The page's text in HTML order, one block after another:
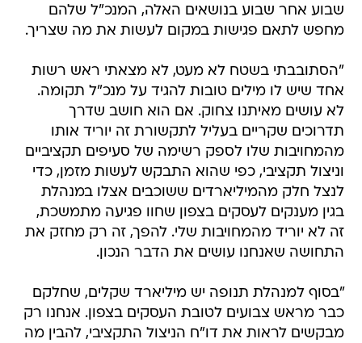
שבוע אחר שבוע בנושאים האלה, המנכ"ל שלהם
מחפש לתאם פגישות במקום לעשות את מה שצריך.
"הסתובבתי בשטח לא מעט, לא מצאתי ראש רשות
אחד שיש לו מילים טובות להגיד על מנכ"ל תקומה.
לא עושים מאיתנו צחוק. אם הוא חושב שדרך
תדרוכים שקריים בעליל לתקשורת זה יוריד אותו
מהמחויבות שלו לספק רשימה של סעיפים תקציביים
וניצול תקציבי, כפי שהוא התבקש לעשות מזמן, כדי
לנצל חלק מהמיליארדים ששוכבים אצלו במנהלת
בגין מענקים לעסקים בצפון שחוו פגיעה מתמשכת,
זה לא יוריד מהמחויבות שלי. להפך, זה רק מחזק את
התחושה שאנחנו עושים את הדבר הנכון.
"בסוף למנהלת תנופה יש מיליארד שקלים, שחלקם
כבר מראש צבועים לטובת העסקים בצפון. אנחנו רק
מבקשים לראות את דו"ח הניצול התקציבי, להבין מה